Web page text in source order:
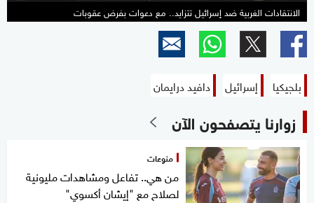
الانتقادات الغربية ضد إسرائيل تتزايد.. مع دعوات بفرض عقوبات
بلجيكيا إسرائيل دافيد درايمان
زوارنا يتصفحون الآن
منوعات
من هي.. تفاعل ومشاهدات مليونية
لصلاح مع "إيشان أكسوي"